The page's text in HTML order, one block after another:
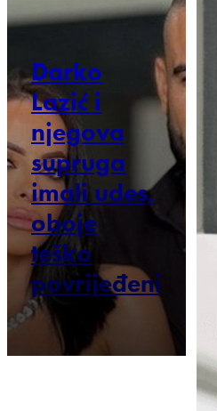
Darko
Lazić i
njegova
supruga
imali udes,
oboje
teško
povrijeđeni